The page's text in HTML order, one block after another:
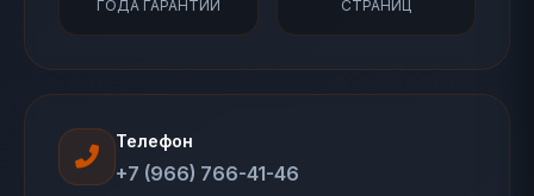
ГОДА ГАРАНТИИ СТРАНИЦ
Телефон
+7 (966) 766-41-46